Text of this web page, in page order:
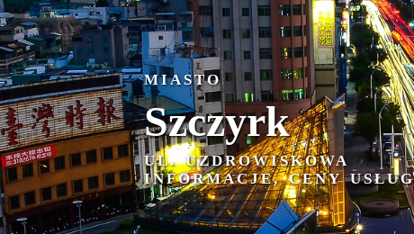
MIASTO
Szczyrk
UL. UZDROWISKOWA
INFORMACJE, CENY